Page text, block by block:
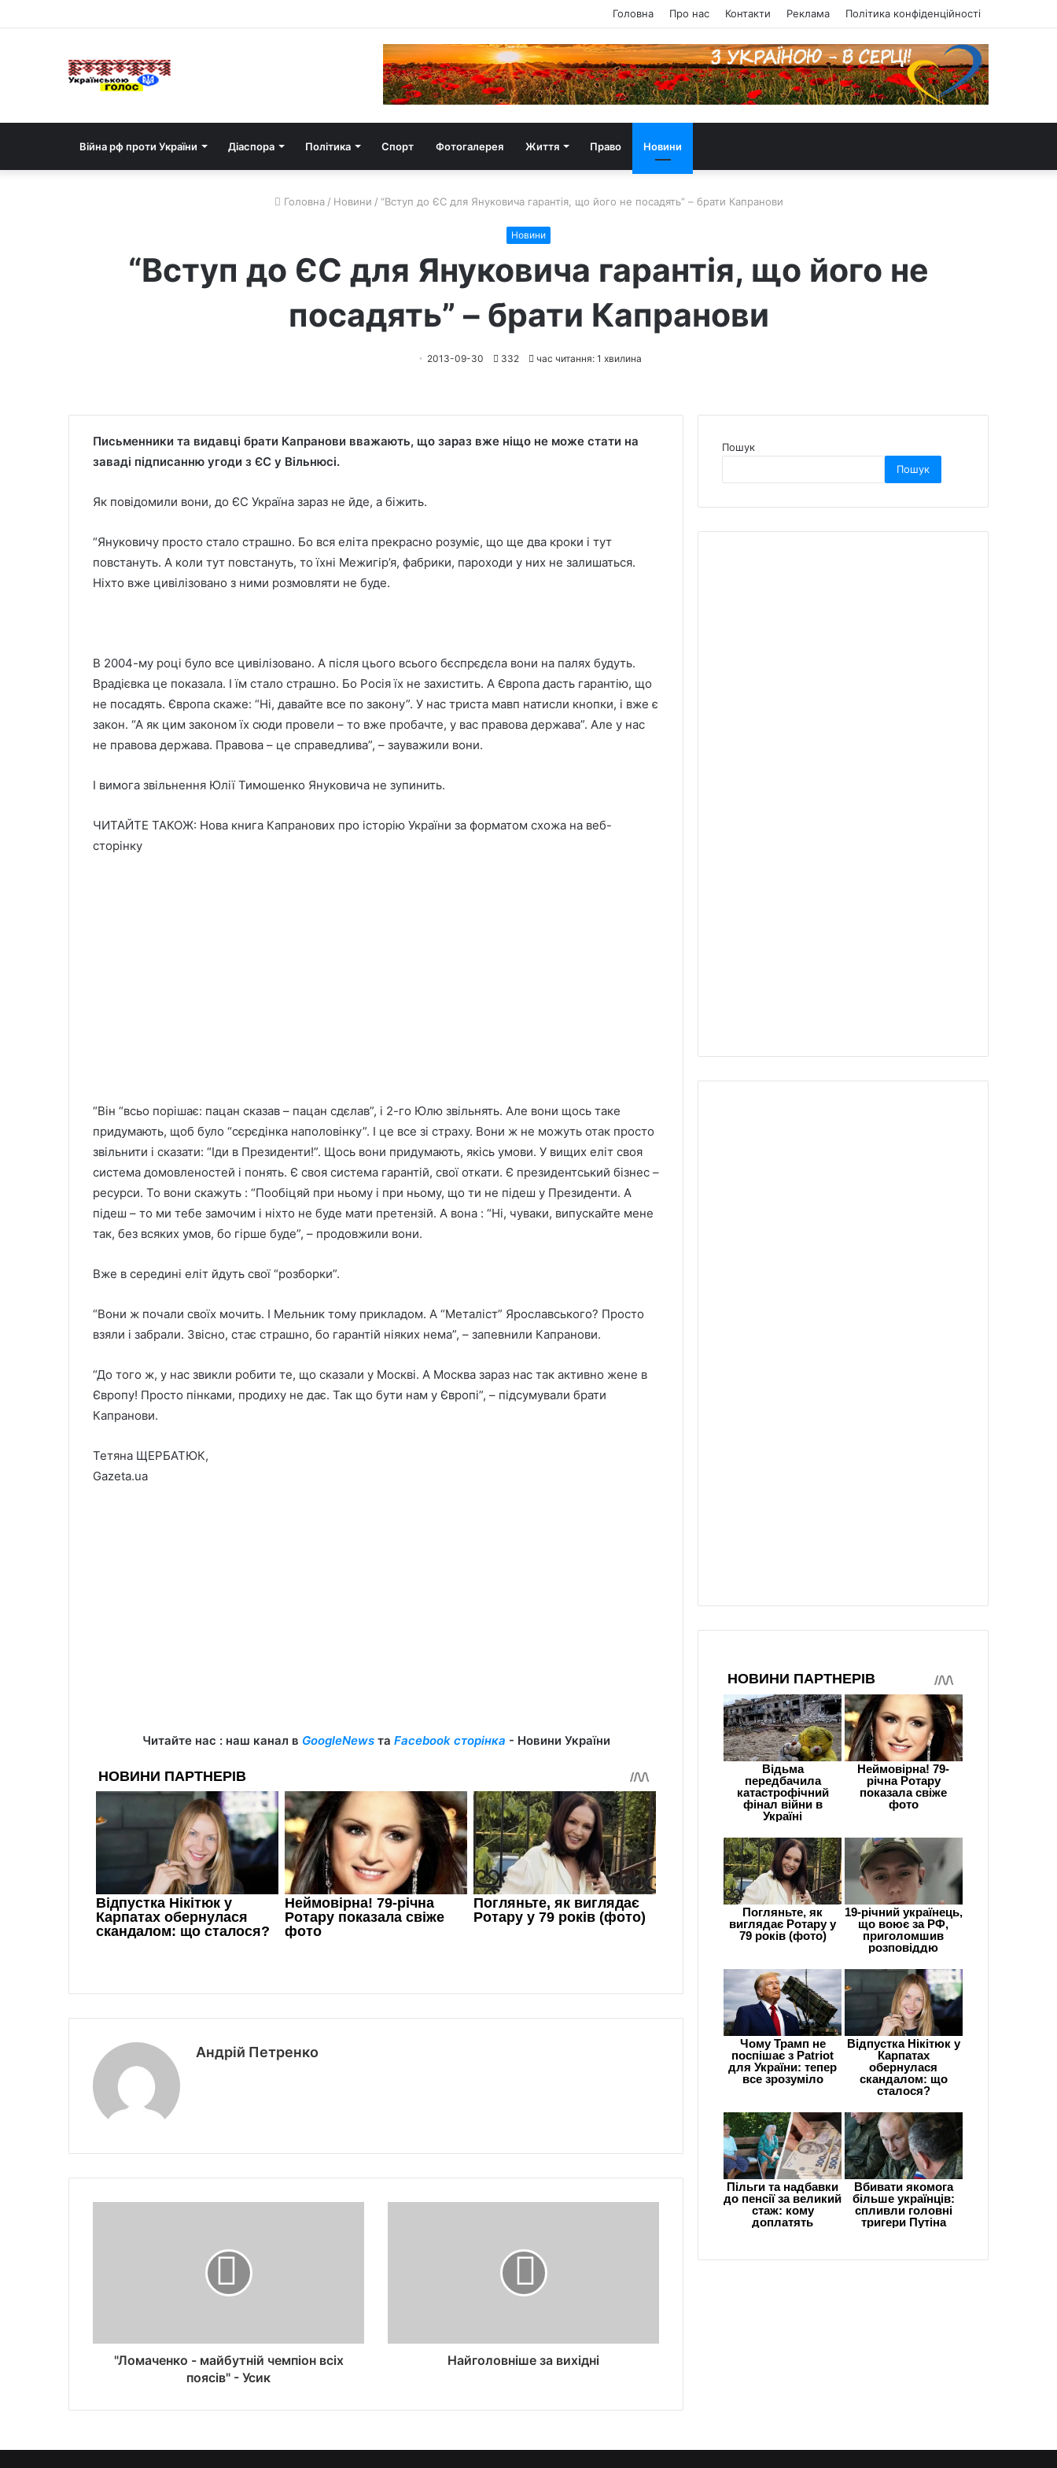
Головна Про нас Контакти Реклама Політика конфіденційності
Війна рф проти України Діаспора Політика Спорт Фотогалерея Життя Право Новини
Головна / Новини / “Вступ до ЄС для Януковича гарантія, що його не посадять” – брати Капранови
Новини
“Вступ до ЄС для Януковича гарантія, що його не
посадять” – брати Капранови
2013-09-30 332 час читання: 1 хвилина
Письменники та видавці брати Капранови вважають, що зараз вже ніщо не може стати на
заваді підписанню угоди з ЄС у Вільнюсі.
Як повідомили вони, до ЄС Україна зараз не йде, а біжить.
“Януковичу просто стало страшно. Бо вся еліта прекрасно розуміє, що ще два кроки і тут
повстануть. А коли тут повстануть, то їхні Межигір’я, фабрики, пароходи у них не залишаться.
Ніхто вже цивілізовано з ними розмовляти не буде.
В 2004-му році було все цивілізовано. А після цього всього бєспрєдєла вони на палях будуть.
Врадієвка це показала. І їм стало страшно. Бо Росія їх не захистить. А Європа дасть гарантію, що
не посадять. Європа скаже: “Ні, давайте все по закону”. У нас триста мавп натисли кнопки, і вже є
закон. “А як цим законом їх сюди провели – то вже пробачте, у вас правова держава”. Але у нас
не правова держава. Правова – це справедлива”, – зауважили вони.
І вимога звільнення Юлії Тимошенко Януковича не зупинить.
ЧИТАЙТЕ ТАКОЖ: Нова книга Капранових про історію України за форматом схожа на веб-
сторінку
“Він “всьо порішає: пацан сказав – пацан сдєлав”, і 2-го Юлю звільнять. Але вони щось таке
придумають, щоб було “сєрєдінка наполовінку”. І це все зі страху. Вони ж не можуть отак просто
звільнити і сказати: “Іди в Президенти!”. Щось вони придумають, якісь умови. У вищих еліт своя
система домовленостей і понять. Є своя система гарантій, свої откати. Є президентський бізнес –
ресурси. То вони скажуть : “Пообіцяй при ньому і при ньому, що ти не підеш у Президенти. А
підеш – то ми тебе замочим і ніхто не буде мати претензій. А вона : “Ні, чуваки, випускайте мене
так, без всяких умов, бо гірше буде”, – продовжили вони.
Вже в середині еліт йдуть свої “розборки”.
“Вони ж почали своїх мочить. І Мельник тому прикладом. А “Металіст” Ярославського? Просто
взяли і забрали. Звісно, стає страшно, бо гарантій ніяких нема”, – запевнили Капранови.
“До того ж, у нас звикли робити те, що сказали у Москві. А Москва зараз нас так активно жене в
Європу! Просто пінками, продиху не дає. Так що бути нам у Європі”, – підсумували брати
Капранови.
Тетяна ЩЕРБАТЮК,
Gazeta.ua
Читайте нас : наш канал в GoogleNewsта Facebook сторінка - Новини України
Андрій Петренко
"Ломаченко - майбутній чемпіон всіх
поясів" - Усик
Найголовніше за вихідні
Пошук
Пошук